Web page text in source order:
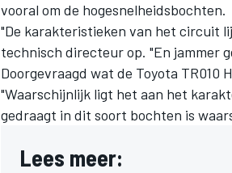
vooral om de hogesnelheidsbochten.
"De karakteristieken van het circuit
technisch directeur op. "En jammer
Doorgevraagd wat de Toyota
"Waarschijnlijk ligt het aan het
gedraagt in dit soort bochten is
Lees meer: